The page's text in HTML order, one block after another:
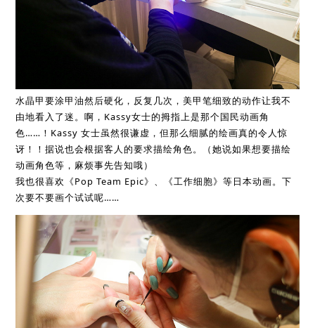
水晶甲要涂甲油然后硬化，反复几次，美甲笔细致的动作让我不
由地看入了迷。啊，Kassy女士的拇指上是那个国民动画角
色……！Kassy 女士虽然很谦虚，但那么细腻的绘画真的令人惊
讶！！据说也会根据客人的要求描绘角色。（她说如果想要描绘
动画角色等，麻烦事先告知哦）
我也很喜欢《Pop Team Epic》、《工作细胞》等日本动画。下
次要不要画个试试呢……